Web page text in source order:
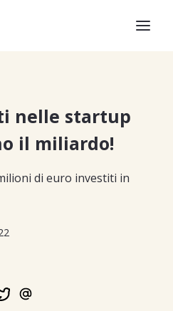
nelle startup
il miliardo!
di euro investiti in